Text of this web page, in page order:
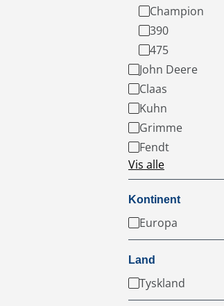
Champion
390
475
John Deere
Claas
Kuhn
Grimme
Fendt
Vis alle
Kontinent
Europa
Land
Tyskland